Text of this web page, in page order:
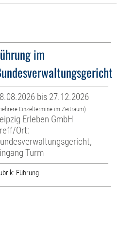
im
bis 27.12.2026
Einzeltermine im Zeitraum)
Erleben GmbH
Ort:
Turm
Führung